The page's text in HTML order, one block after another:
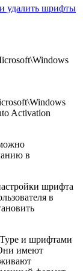
удалить шрифты
Activation
в
шрифта
в
и шрифтами
имеют